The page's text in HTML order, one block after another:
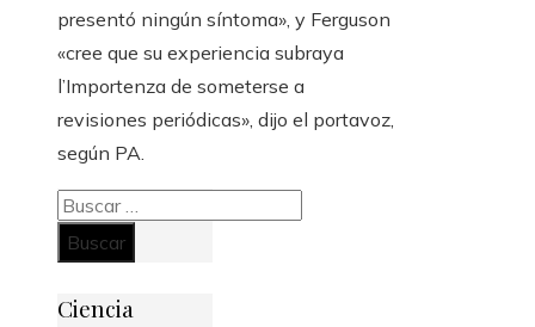
presentó ningún síntoma», y Ferguson
«cree que su experiencia subraya
l’Importenza de someterse a
revisiones periódicas», dijo el portavoz,
según PA.
Buscar:
Ciencia